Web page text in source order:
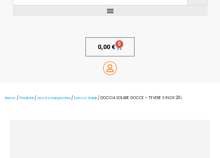
0,00 € 0
Home / Prodotti/ Accessori piscina / Docce Solari/ DOCCIA SOLARE GOCCE – TEVERE X INOX 28 L